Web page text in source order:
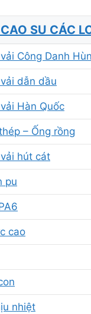
SU CÁC
Công Danh
dẫn dầu
Hàn Quốc
– Ống rồng
hút cát
pu
cao
nhiệt